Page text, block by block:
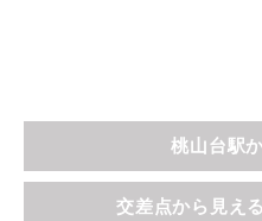
桃山台駅
交差点から見え